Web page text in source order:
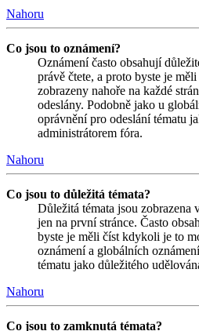
Nahoru
Co jsou to oznámení?
Oznámení často obsahují
právě čtete, a proto byste je
zobrazeny nahoře na každé
odeslány. Podobně jako u
oprávnění pro odeslání tématu
administrátorem fóra.
Nahoru
Co jsou to důležitá témata?
Důležitá témata jsou zobrazena
jen na první stránce. Často
byste je měli číst kdykoli je to
oznámení a globálních
tématu jako důležitého
Nahoru
Co jsou to zamknutá témata?